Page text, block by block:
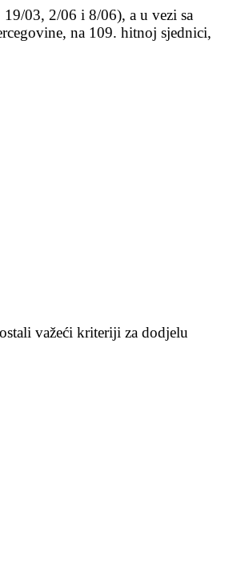
03, 2/06 i 8/06), a u vezi sa
na 109. hitnoj sjednici,
važeći kriteriji za dodjelu